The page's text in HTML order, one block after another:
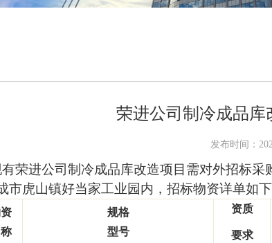
荣进公司制冷成品库
发布时间：
荣进公司制冷成品库改造项目需对外招标
市虎山镇好当家工业园内，招标物资详单如下
规格
型号
资质
要求